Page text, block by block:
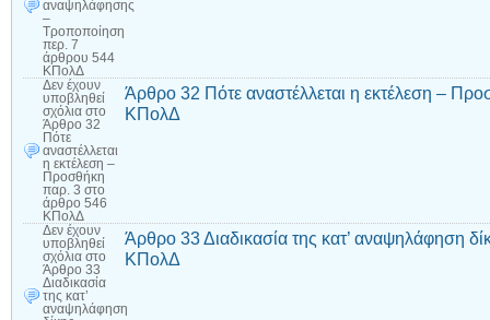
αναψηλάφησης
–
Τροποποίηση
περ. 7
άρθρου 544
ΚΠολΔ
Δεν έχουν
υποβληθεί
σχόλια στο
Άρθρο 32
Πότε
αναστέλλεται
η εκτέλεση –
Προσθήκη
παρ. 3 στο
άρθρο 546
ΚΠολΔ
Άρθρο 32 Πότε αναστέλλεται η εκτέλεση –
ΚΠολΔ
Δεν έχουν
υποβληθεί
σχόλια στο
Άρθρο 33
Διαδικασία
της κατ’
αναψηλάφηση
Άρθρο 33 Διαδικασία της κατ’ αναψηλάφηση
ΚΠολΔ